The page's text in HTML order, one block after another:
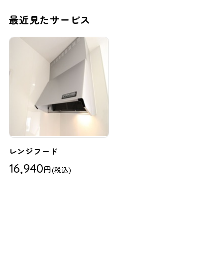
最近見たサービス
レンジフード
16,940円(税込)